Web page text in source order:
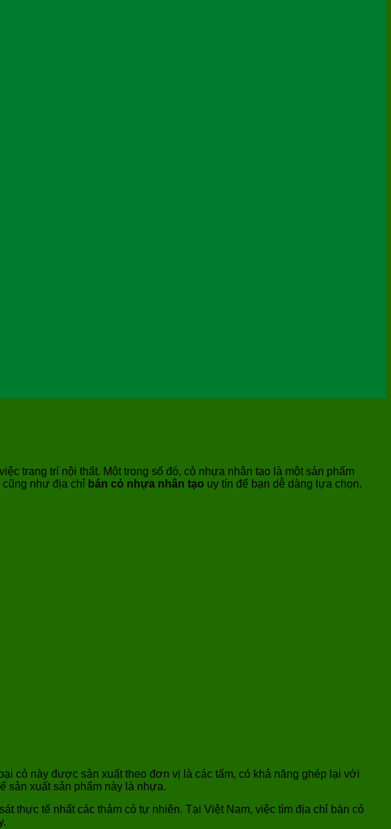
trang trí nội thất. Một trong số đó, cỏ nhựa nhân tạo là một sản phẩm
như địa chỉ bán cỏ nhựa nhân tạo uy tín để bạn dễ dàng lựa chọn.
cỏ này được sản xuất theo đơn vị là các tấm, có khả năng ghép lại với
sản xuất sản phẩm này là nhựa.
thực tế nhất các thảm cỏ tự nhiên. Tại Việt Nam, việc tìm địa chỉ bán cỏ